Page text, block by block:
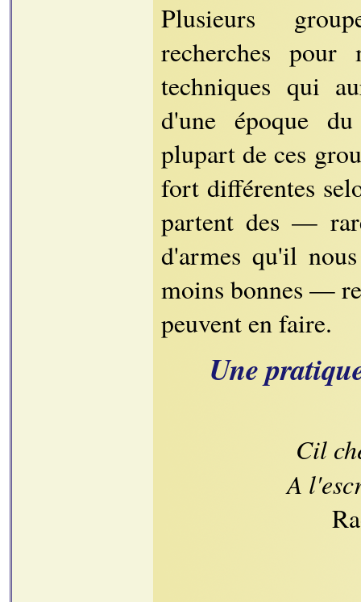
Plusieurs
recherches
techniques qui
d'une époque
plupart de ces
fort différentes
partent des —
d'armes qu'il
moins bonnes —
peuvent en faire.
Une
Cil
A